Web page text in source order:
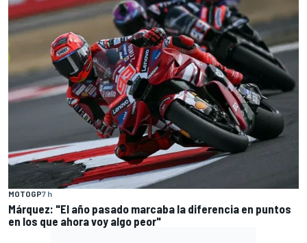
MOTOGP7 h
Márquez: "El año pasado marcaba la diferencia en puntos
en los que ahora voy algo peor"